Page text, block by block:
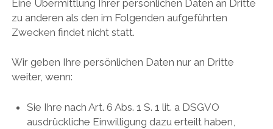
Eine Übermittlung Ihrer persönlichen Daten an Dritte
zu anderen als den im Folgenden aufgeführten
Zwecken findet nicht statt.
Wir geben Ihre persönlichen Daten nur an Dritte
weiter, wenn:
Sie Ihre nach Art. 6 Abs. 1 S. 1 lit. a DSGVO
ausdrückliche Einwilligung dazu erteilt haben,